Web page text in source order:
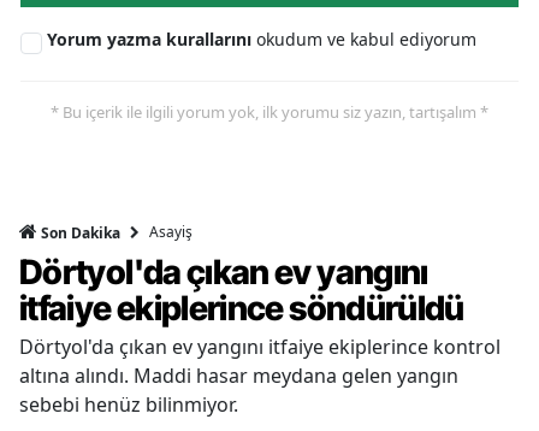
Yorum yazma kurallarını okudum ve kabul ediyorum
* Bu içerik ile ilgili yorum yok, ilk yorumu siz yazın, tartışalım *
Son Dakika Asayiş
Dörtyol'da çıkan ev yangını
itfaiye ekiplerince söndürüldü
Dörtyol'da çıkan ev yangını itfaiye ekiplerince kontrol
altına alındı. Maddi hasar meydana gelen yangın
sebebi henüz bilinmiyor.